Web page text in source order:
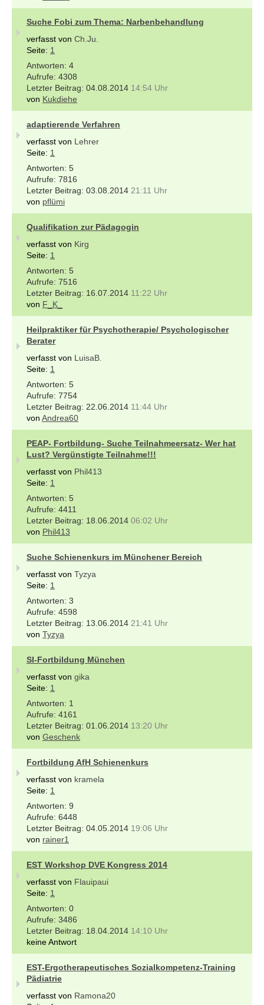
Suche Fobi zum Thema: Narbenbehandlung
verfasst von Ch.Ju.
Seite: 1
4
4308
04.08.2014 14:54 Uhr
von Kukdiehe
adaptierende Verfahren
verfasst von Lehrer
Seite: 1
5
7816
03.08.2014 21:11 Uhr
von pflümi
Qualifikation zur Pädagogin
verfasst von Kirg
Seite: 1
5
7516
16.07.2014 11:22 Uhr
von F_K_
Heilpraktiker für Psychotherapie/ Psychologischer
Berater
verfasst von LuisaB.
Seite: 1
5
7754
22.06.2014 11:44 Uhr
von Andrea60
PEAP- Fortbildung- Suche Teilnahmeersatz- Wer hat
Lust? Vergünstigte Teilnahme!!!
verfasst von Phil413
Seite: 1
5
4411
18.06.2014 06:02 Uhr
von Phil413
Suche Schienenkurs im Münchener Bereich
verfasst von Tyzya
Seite: 1
3
4598
13.06.2014 21:41 Uhr
von Tyzya
SI-Fortbildung München
verfasst von gika
Seite: 1
1
4161
01.06.2014 13:20 Uhr
von Geschenk
Fortbildung AfH Schienenkurs
verfasst von kramela
Seite: 1
9
6448
04.05.2014 19:06 Uhr
von rainer1
EST Workshop DVE Kongress 2014
verfasst von Flauipaui
Seite: 1
0
3486
18.04.2014 14:10 Uhr
keine Antwort
EST-Ergotherapeutisches Sozialkompetenz-Training
Pädiatrie
verfasst von Ramona20